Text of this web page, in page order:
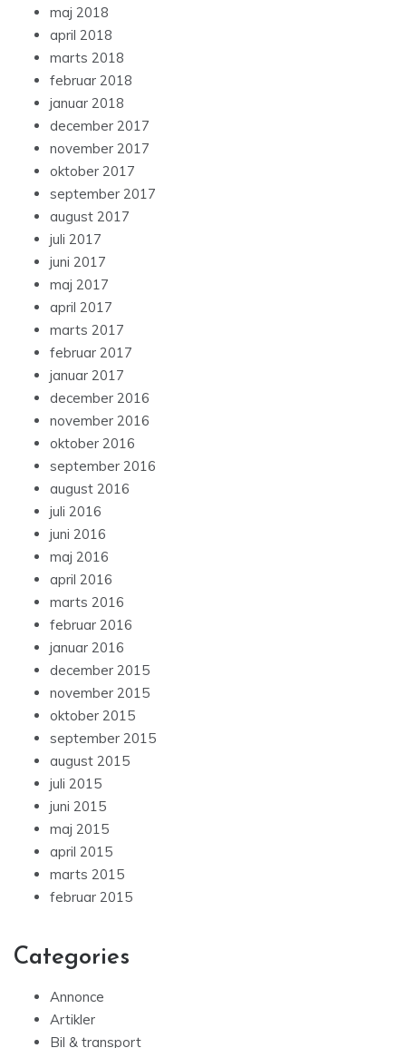
maj 2018
april 2018
marts 2018
februar 2018
januar 2018
december 2017
november 2017
oktober 2017
september 2017
august 2017
juli 2017
juni 2017
maj 2017
april 2017
marts 2017
februar 2017
januar 2017
december 2016
november 2016
oktober 2016
september 2016
august 2016
juli 2016
juni 2016
maj 2016
april 2016
marts 2016
februar 2016
januar 2016
december 2015
november 2015
oktober 2015
september 2015
august 2015
juli 2015
juni 2015
maj 2015
april 2015
marts 2015
februar 2015
Categories
Annonce
Artikler
Bil & transport